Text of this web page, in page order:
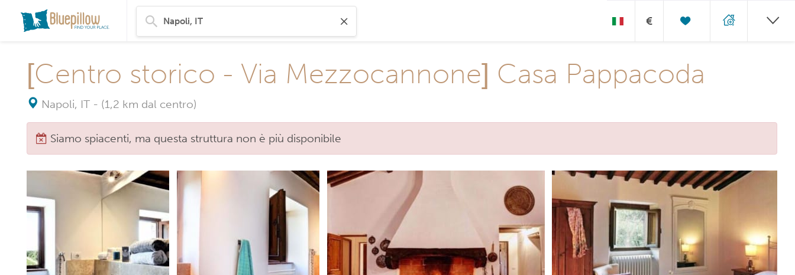
€
[Centro storico - Via Mezzocannone] Casa Pappacoda
Napoli, IT - (1,2 km dal centro)
Siamo spiacenti, ma questa struttura non è più disponibile